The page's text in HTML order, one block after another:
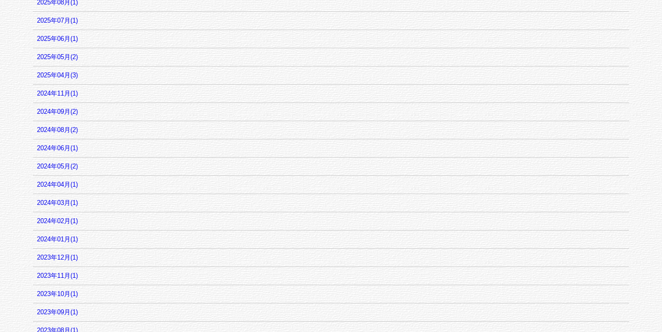
2025年08月(1)
2025年07月(1)
2025年06月(1)
2025年05月(2)
2025年04月(3)
2024年11月(1)
2024年09月(2)
2024年08月(2)
2024年06月(1)
2024年05月(2)
2024年04月(1)
2024年03月(1)
2024年02月(1)
2024年01月(1)
2023年12月(1)
2023年11月(1)
2023年10月(1)
2023年09月(1)
2023年08月(1)